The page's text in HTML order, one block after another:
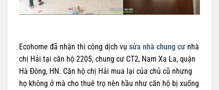
Ecohome đã nhận thi công dịch vụ sửa nhà chung cư nhà
chị Hải tại căn hộ 2205, chung cư CT2, Nam Xa La, quận
Hà Đông, HN. Căn hộ chị Hải mua lại của chủ cũ nhưng
họ không ở mà cho thuê trọ nên hầu như căn hộ bị xuống